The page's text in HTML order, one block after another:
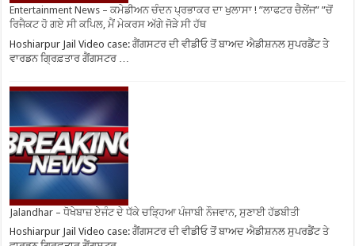
Entertainment News – ਕਮੇਡੀਅਨ ਚੰਦਨ ਪ੍ਰਭਾਕਰ ਦਾ ਖੁਲਾਸਾ ! ”ਲਾਫਟਰ ਚੈਲੇਂਜ” ”ਚੋਂ
ਰਿਜੈਕਟ ਹੋ ਗਏ ਸੀ ਕਪਿਲ, ਮੈਂ ਮੇਕਰਸ ਅੱਗੇ ਜੋੜੇ ਸੀ ਹੱਥ
Hoshiarpur Jail Video case: ਗੈਂਗਸਟਰ ਦੀ ਵੀਡੀਓ ਤੋਂ ਬਾਅਦ ਐਡੀਸ਼ਨਲ ਸੁਪਰਡੈਂਟ ਤੇ
ਵਾਰਡਨ ਗ੍ਰਿਫ਼ਤਾਰ ਗੈਂਗਸਟਰ …
Jalandhar – ਧੋਖੇਬਾਜ਼ ਏਜੰਟ ਦੇ ਧੱਕੇ ਚੜ੍ਹਿਆ ਪੰਜਾਬੀ ਨੌਜਵਾਨ, ਸੁਣਾਈ ਹੱਡਬੀਤੀ
Hoshiarpur Jail Video case: ਗੈਂਗਸਟਰ ਦੀ ਵੀਡੀਓ ਤੋਂ ਬਾਅਦ ਐਡੀਸ਼ਨਲ ਸੁਪਰਡੈਂਟ ਤੇ